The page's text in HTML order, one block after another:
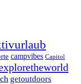
campvibes Capitol
getoutdoors